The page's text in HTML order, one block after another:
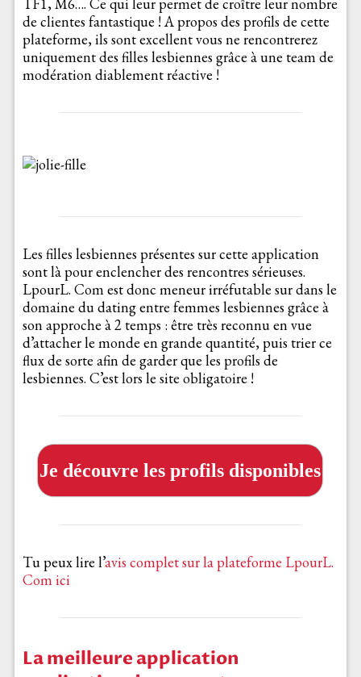
de clientes fantastique ! A propos des profils de cette
plateforme, ils sont excellent vous ne rencontrerez
uniquement des filles lesbiennes grâce à une team de
modération diablement réactive !
Les filles lesbiennes présentes sur cette application
sont là pour enclencher des rencontres sérieuses.
LpourL. Com est donc meneur irréfutable sur dans le
domaine du dating entre femmes lesbiennes grâce à
son approche à 2 temps : être très reconnu en vue
d’attacher le monde en grande quantité, puis trier ce
flux de sorte afin de garder que les profils de
lesbiennes. C’est lors le site obligatoire !
Je découvre les profils disponibles
Tu peux lire l’avis complet sur la plateforme LpourL.
Com ici
La meilleure application